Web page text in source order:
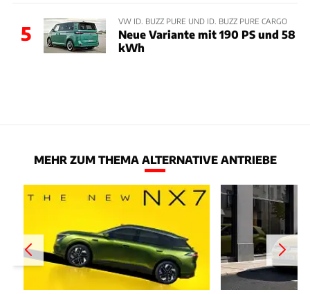
5
VW ID. BUZZ PURE UND ID. BUZZ PURE CARGO
Neue Variante mit 190 PS und 58
kWh
MEHR ZUM THEMA ALTERNATIVE ANTRIEBE